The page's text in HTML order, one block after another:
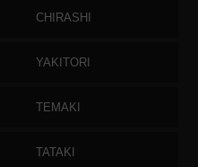
CHIRASHI
YAKITORI
TEMAKI
TATAKI